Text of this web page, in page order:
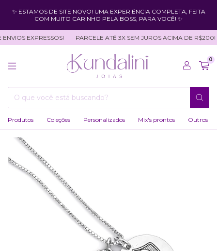
✨ ESTAMOS DE SITE NOVO! UMA EXPERIÊNCIA COMPLETA, FEITA
COM MUITO CARINHO PELA BOSS, PARA VOCÊ! ✨
EXPRESSOS! PARCELE ATÉ 3X SEM JUROS ACIMA DE R$200!
0
Produtos Coleções Personalizados Mix's prontos Outros